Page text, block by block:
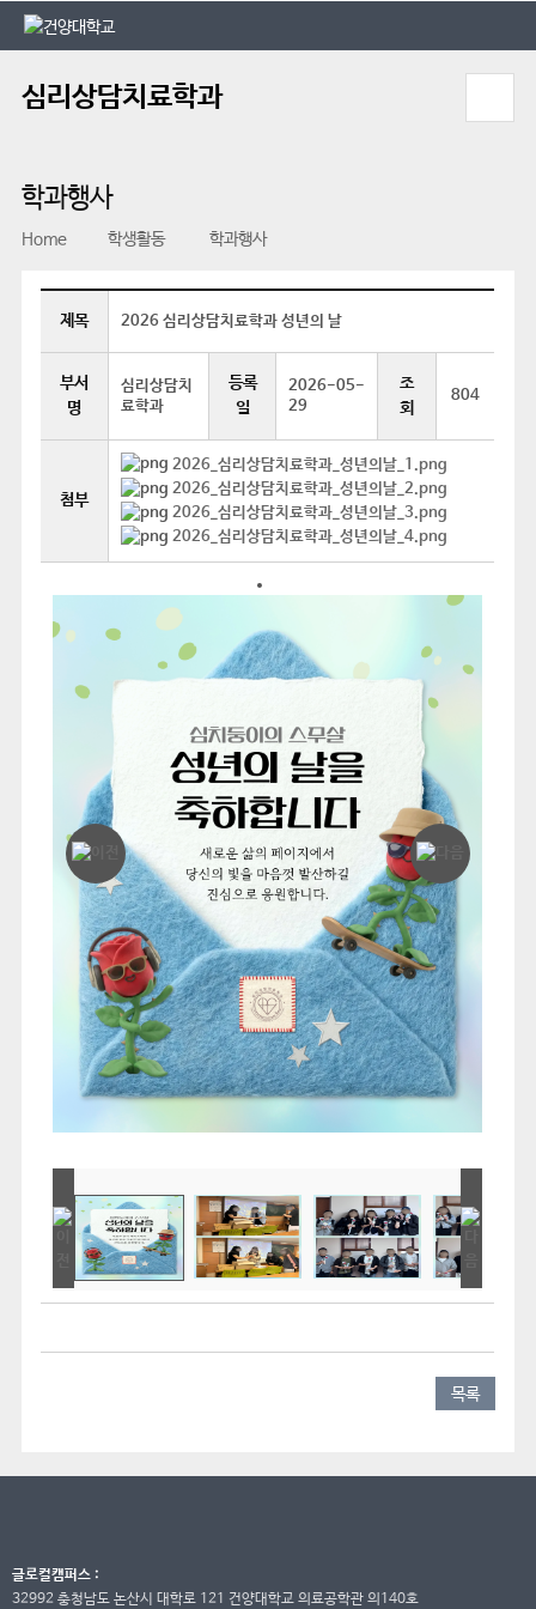
본문 바로가기
대메뉴 바로가기
심리상담치료학과
학과행사
Home 학생활동 학과행사
제목 2026 심리상담치료학과 성년의 날
부서
명
심리상담치
료학과
등록
일
2026-05-
29
조
회
804
첨부
2026_심리상담치료학과_성년의날_1.png
2026_심리상담치료학과_성년의날_2.png
2026_심리상담치료학과_성년의날_3.png
2026_심리상담치료학과_성년의날_4.png
목록
글로컬캠퍼스 :
32992 충청남도 논산시 대학로 121 건양대학교 의료공학관 의140호